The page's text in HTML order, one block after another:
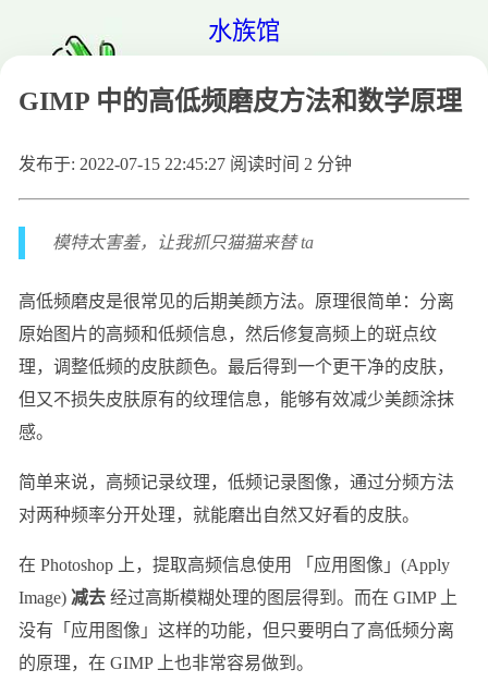
水族馆
GIMP 中的高低频磨皮方法和数学原理
发布于: 2022-07-15 22:45:27 阅读时间 2 分钟
模特太害羞，让我抓只猫猫来替 ta
高低频磨皮是很常见的后期美颜方法。原理很简单：分离
原始图片的高频和低频信息，然后修复高频上的斑点纹
理，调整低频的皮肤颜色。最后得到一个更干净的皮肤，
但又不损失皮肤原有的纹理信息，能够有效减少美颜涂抹
感。
简单来说，高频记录纹理，低频记录图像，通过分频方法
对两种频率分开处理，就能磨出自然又好看的皮肤。
在 Photoshop 上，提取高频信息使用 「应用图像」(Apply
Image) 减去 经过高斯模糊处理的图层得到。而在 GIMP 上
没有「应用图像」这样的功能，但只要明白了高低频分离
的原理，在 GIMP 上也非常容易做到。